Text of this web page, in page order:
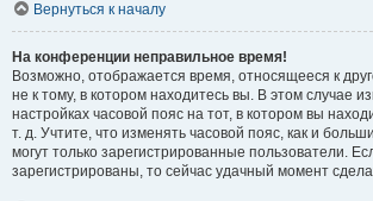
Вернуться к началу
На конференции неправильное время!
Возможно, отображается время, относящееся к
не к тому, в котором находитесь вы. В этом случае
настройках часовой пояс на тот, в котором вы
т. д. Учтите, что изменять часовой пояс, как и
могут только зарегистрированные пользователи.
зарегистрированы, то сейчас удачный момент